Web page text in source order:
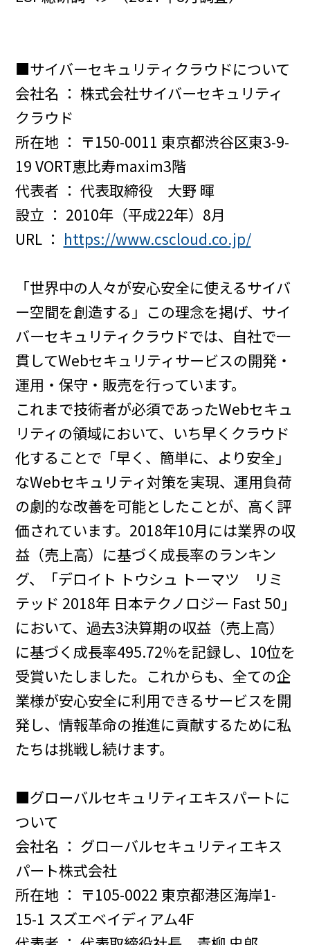
■サイバーセキュリティクラウドについて
会社名 ： 株式会社サイバーセキュリティ
クラウド
所在地 ： 〒150-0011 東京都渋谷区東3-9-
19 VORT恵比寿maxim3階
代表者 ： 代表取締役 大野 暉
設立 ： 2010年（平成22年）8月
URL ： https://www.cscloud.co.jp/
「世界中の人々が安心安全に使えるサイバ
ー空間を創造する」この理念を掲げ、サイ
バーセキュリティクラウドでは、自社で一
貫してWebセキュリティサービスの開発・
運用・保守・販売を行っています。
これまで技術者が必須であったWebセキュ
リティの領域において、いち早くクラウド
化することで「早く、簡単に、より安全」
なWebセキュリティ対策を実現、運用負荷
の劇的な改善を可能としたことが、高く評
価されています。2018年10月には業界の収
益（売上高）に基づく成長率のランキン
グ、「デロイト トウシュ トーマツ リミ
テッド 2018年 日本テクノロジー Fast 50」
において、過去3決算期の収益（売上高）
に基づく成長率495.72％を記録し、10位を
受賞いたしました。これからも、全ての企
業様が安心安全に利用できるサービスを開
発し、情報革命の推進に貢献するために私
たちは挑戦し続けます。
■グローバルセキュリティエキスパートに
ついて
会社名 ： グローバルセキュリティエキス
パート株式会社
所在地 ： 〒105-0022 東京都港区海岸1-
15-1 スズエベイディアム4F